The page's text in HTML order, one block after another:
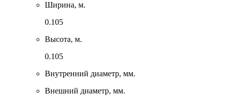
Ширина, м.
0.105
Высота, м.
0.105
Внутренний диаметр, мм.
Внешний диаметр, мм.